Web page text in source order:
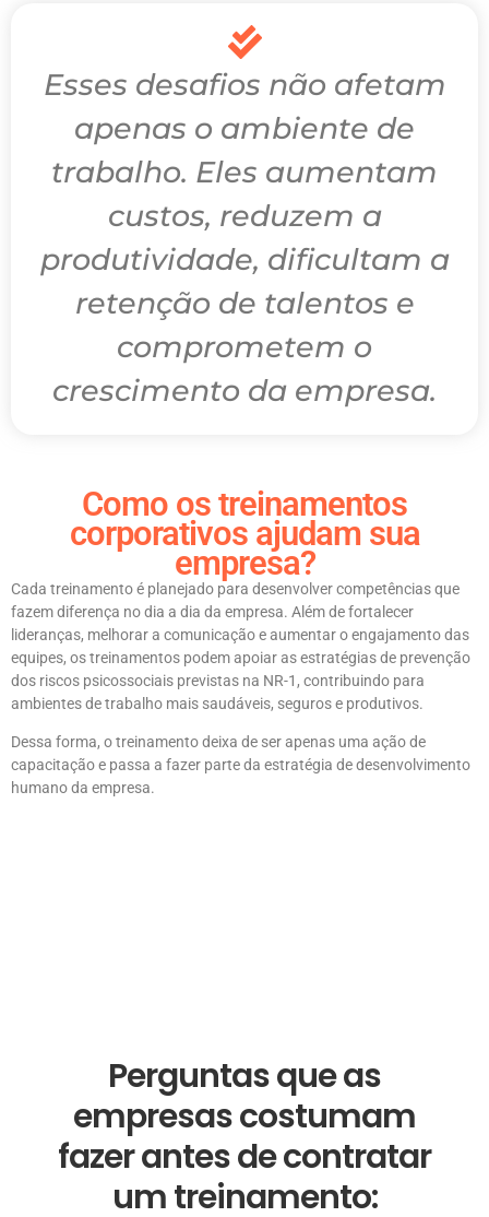
Esses desafios não afetam
apenas o ambiente de
trabalho. Eles aumentam
custos, reduzem a
produtividade, dificultam a
retenção de talentos e
comprometem o
crescimento da empresa.
Como os treinamentos
corporativos ajudam sua
empresa?
Cada treinamento é planejado para desenvolver competências que
fazem diferença no dia a dia da empresa. Além de fortalecer
lideranças, melhorar a comunicação e aumentar o engajamento das
equipes, os treinamentos podem apoiar as estratégias de prevenção
dos riscos psicossociais previstas na NR-1, contribuindo para
ambientes de trabalho mais saudáveis, seguros e produtivos.
Dessa forma, o treinamento deixa de ser apenas uma ação de
capacitação e passa a fazer parte da estratégia de desenvolvimento
humano da empresa.
Perguntas que as
empresas costumam
fazer antes de contratar
um treinamento: